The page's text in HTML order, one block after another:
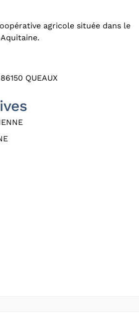
agricole située dans le
QUEAUX